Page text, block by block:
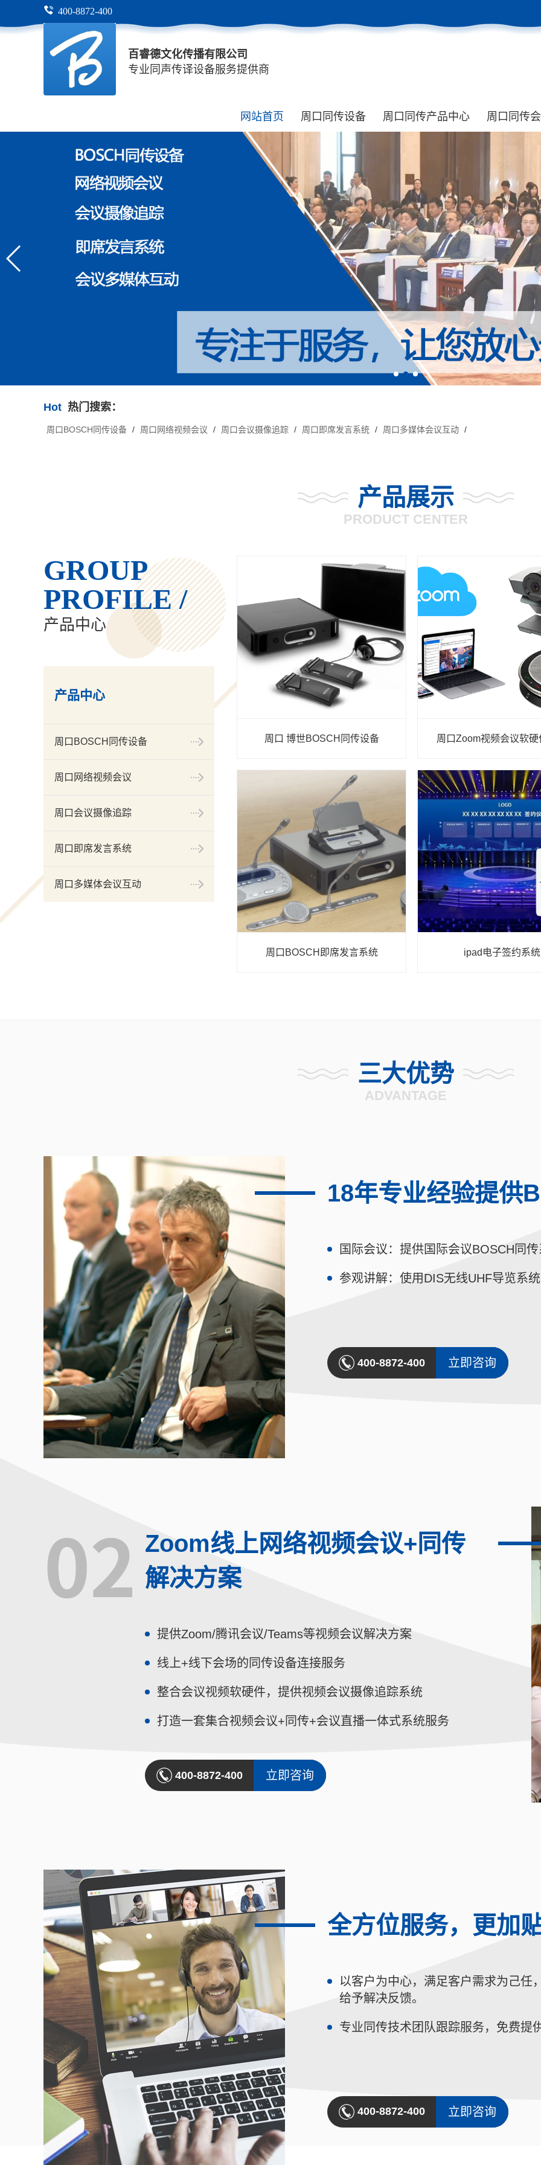
400-8872-400
百睿德文化传播有限公司
专业同声传译设备服务提供商
网站首页 周口同传设备 周口同传产品中心 周口同传
Hot 热门搜索：
周口BOSCH同传设备 / 周口网络视频会议 / 周口会议摄像追踪 / 周口即席发言系统 / 周口多媒体会议互动 /
产品展示
PRODUCT CENTER
GROUP
PROFILE /
产品中心
产品中心
周口BOSCH同传设备
周口网络视频会议
周口会议摄像追踪
周口即席发言系统
周口多媒体会议互动
周口 博世BOSCH同传设备 周口Zoom视频会议软
周口BOSCH即席发言系统 ipad电子签约系统
三大优势
ADVANTAGE
18年专业经验提供
国际会议：提供国际会议BOSCH同
参观讲解：使用DIS无线UHF导览系
400-8872-400 立即咨询
Zoom线上网络视频会议+同传
解决方案
提供Zoom/腾讯会议/Teams等视频会议解决方案
线上+线下会场的同传设备连接服务
整合会议视频软硬件，提供视频会议摄像追踪系统
打造一套集合视频会议+同传+会议直播一体式系统服务
400-8872-400 立即咨询
全方位服务，更加
以客户为中心，满足客户需求为己任
给予解决反馈。
专业同传技术团队跟踪服务，免费提
400-8872-400 立即咨询